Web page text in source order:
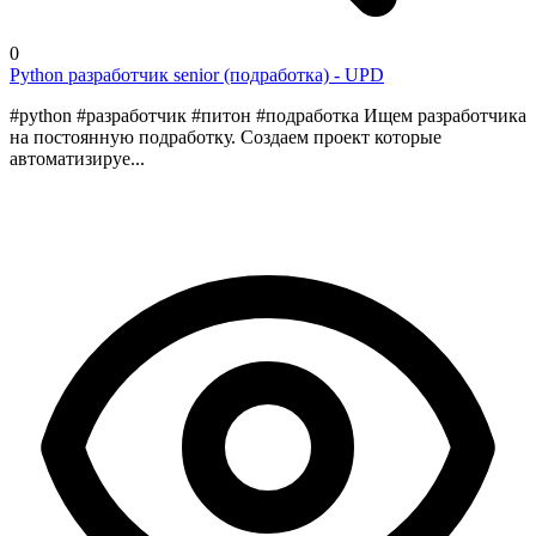
0
Python разработчик senior (подработка) - UPD
#python #разработчик #питон #подработка Ищем разработчика
на постоянную подработку. Создаем проект которые
автоматизируе...